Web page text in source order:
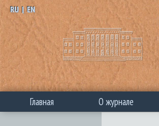
RU | EN
Главная О журнале